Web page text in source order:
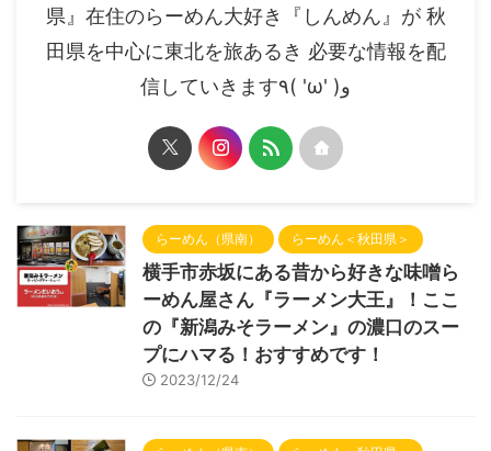
県』在住のらーめん大好き『しんめん』が 秋
田県を中心に東北を旅あるき 必要な情報を配
信していきます٩( 'ω' )و
らーめん（県南） らーめん＜秋田県＞
横手市赤坂にある昔から好きな味噌ら
ーめん屋さん『ラーメン大王』！ここ
の『新潟みそラーメン』の濃口のスー
プにハマる！おすすめです！
2023/12/24